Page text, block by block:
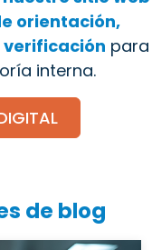
orientación,
verificación para
interna.
de blog